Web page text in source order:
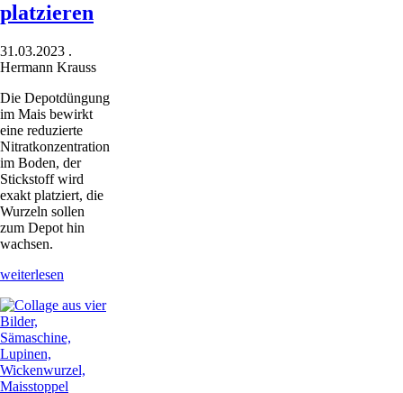
platzieren
31.03.2023 .
Hermann Krauss
Die Depotdüngung
im Mais bewirkt
eine reduzierte
Nitratkonzentration
im Boden, der
Stickstoff wird
exakt platziert, die
Wurzeln sollen
zum Depot hin
wachsen.
weiterlesen
Mais:
exakt